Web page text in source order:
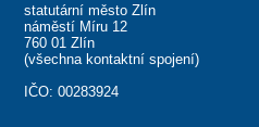
statutární město Zlín
náměstí Míru 12
760 01 Zlín
(všechna kontaktní spojení)
IČO: 00283924